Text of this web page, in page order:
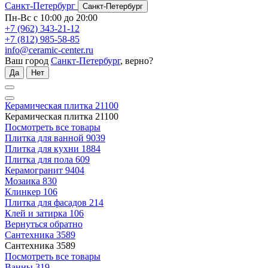
Санкт-Петербург
Санкт-Петербург
Пн-Вс с 10:00 до 20:00
+7 (962) 343-21-12
+7 (812) 985-58-85
info@ceramic-center.ru
Ваш город Санкт-Петербург, верно?
Да Нет
Керамическая плитка 21100
Керамическая плитка 21100
Посмотреть все товары
Плитка для ванной 9039
Плитка для кухни 1884
Плитка для пола 609
Керамогранит 9404
Мозаика 830
Клинкер 106
Плитка для фасадов 214
Клей и затирка 106
Вернуться обратно
Сантехника 3589
Сантехника 3589
Посмотреть все товары